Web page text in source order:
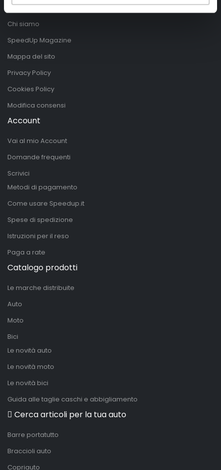
Telefono0423.601555
Chi siamo
SpeedUp Magazine
Mappa del sito
Privacy Policy
Cookies Policy
Modifica consensi
Account
Vai al mio Account
Domande frequenti
Scrivici
Metodi di pagamento
Come usare Speedup.it
Spese di spedizione
Istruzioni per il reso
Paga a rate
Catalogo prodotti
Le marche distribuite
Auto
Moto
Bici
Le novità auto
Le novità moto
Le novità bici
Guida alle taglie caschi e abbigliamento
Cerca articoli per la tua auto
Barre portatutto
Braccioli auto
Copriauto